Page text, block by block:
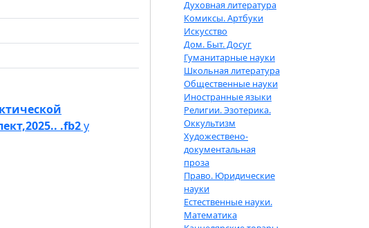
.fb2у
Духовная литература
Комиксы. Артбуки
Искусство
Дом. Быт. Досуг
Гуманитарные науки
Школьная литература
Общественные науки
Иностранные языки
Религии. Эзотерика.
Оккультизм
Художествено-
документальная
проза
Право. Юридические
науки
Естественные науки.
Математика